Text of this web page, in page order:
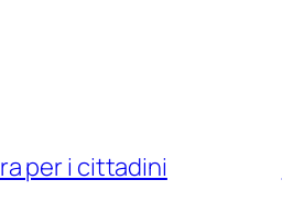
per i cittadini